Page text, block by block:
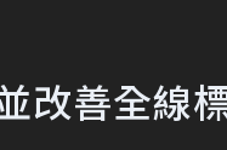
改善全線